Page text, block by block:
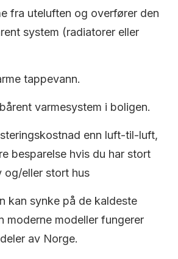
fra uteluften og overfører den
system (radiatorer eller
tappevann.
varmesystem i boligen.
enn luft-til-luft,
besparelse hvis du har stort
og/eller stort hus
kan synke på de kaldeste
moderne modeller fungerer
av Norge.